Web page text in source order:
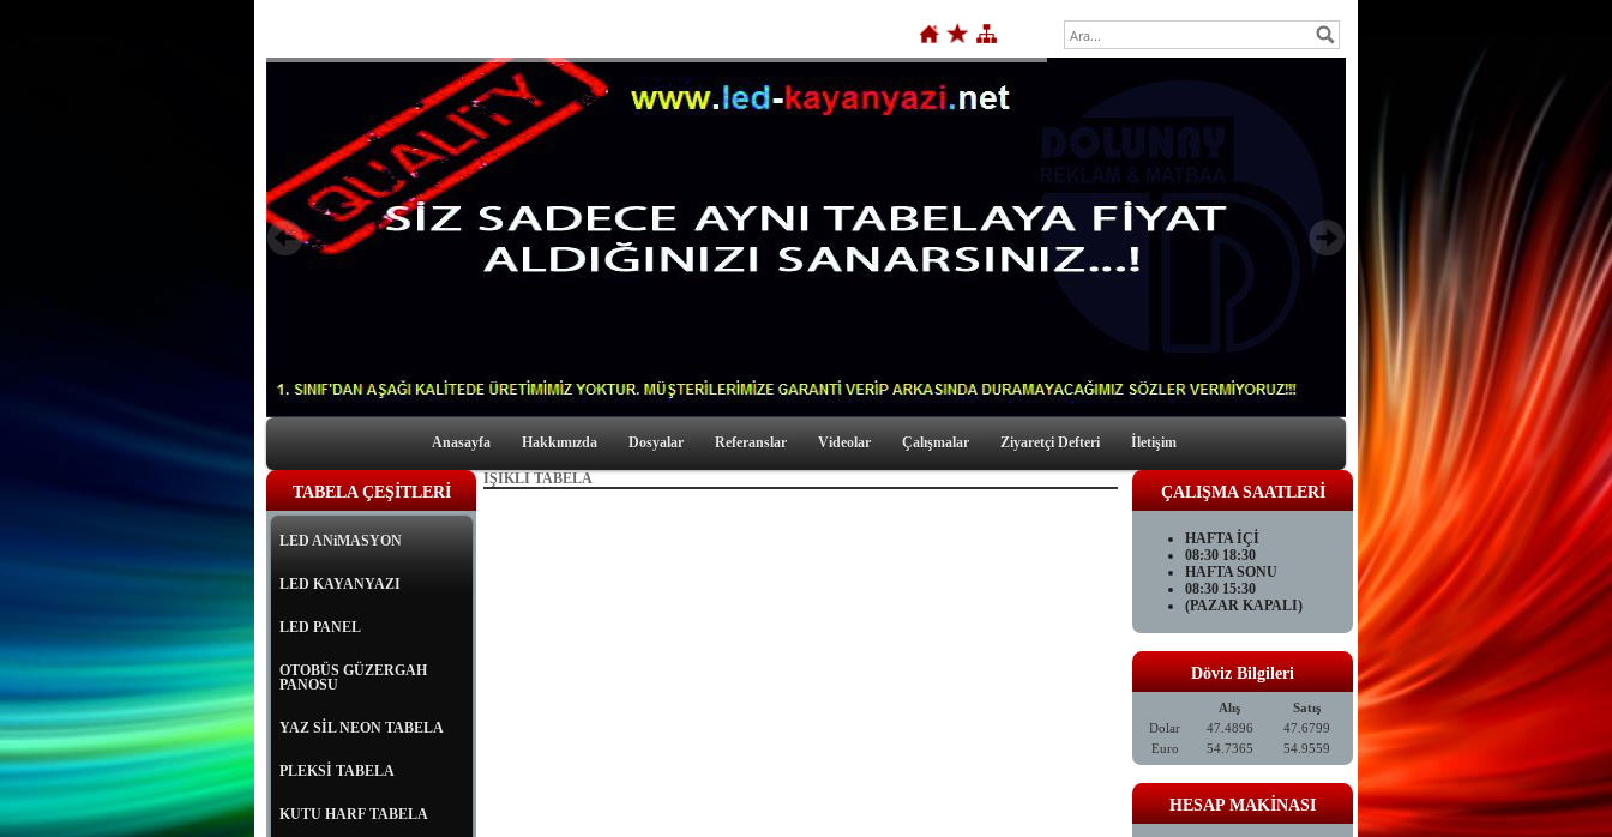
Anasayfa Hakkımızda Dosyalar Referanslar Videolar Çalışmalar Ziyaretçi Defteri İletişim
TABELA ÇEŞİTLERİ
LED ANiMASYON
LED KAYANYAZI
LED PANEL
OTOBÜS GÜZERGAH
PANOSU
YAZ SİL NEON TABELA
PLEKSİ TABELA
KUTU HARF TABELA
IŞIKLI TABELA
ÇALIŞMA SAATLERİ
HAFTA İÇİ
08:30 18:30
HAFTA SONU
08:30 15:30
(PAZAR KAPALI)
Döviz Bilgileri
Alış
Satış
Dolar
47.4896
47.6799
Euro
54.7365 54.9559
HESAP MAKİNASI